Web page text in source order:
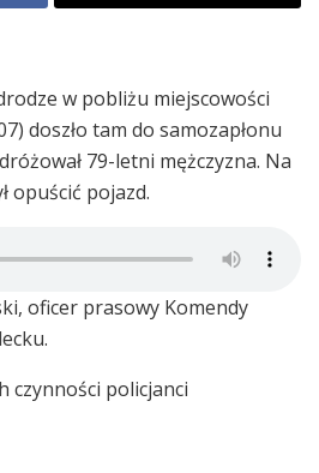
w pobliżu miejscowości
doszło tam do samozapłonu
79-letni mężczyzna. Na
opuścić pojazd.
oficer prasowy Komendy
czynności policjanci